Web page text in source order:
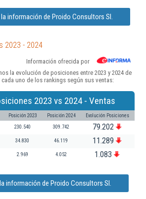
información de Proido Consultors Sl.
2023 - 2024
Información ofrecida por
la evolución de posiciones entre 2023 y 2024 de
uno de los rankings según sus ventas:
2023 vs 2024 - Ventas
Posición 2023 Posición 2024 Evolución Posiciones
230.540 309.742 79.202
34.830 46.119 11.289
2.969 4.052 1.083
información de Proido Consultors Sl.